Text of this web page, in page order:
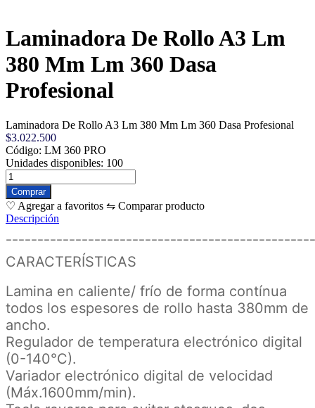
Laminadora De Rollo A3 Lm
380 Mm Lm 360 Dasa
Profesional
Laminadora De Rollo A3 Lm 380 Mm Lm 360 Dasa Profesional
$3.022.500
Código: LM 360 PRO
Unidades disponibles: 100
♡ Agregar a favoritos ⇋ Comparar producto
Descripción
CARACTERÍSTICAS
Lamina en caliente/ frío de forma contínua
todos los espesores de rollo hasta 380mm de
ancho.
Regulador de temperatura electrónico digital
(0-140°C).
Variador electrónico digital de velocidad
(Máx.1600mm/min).